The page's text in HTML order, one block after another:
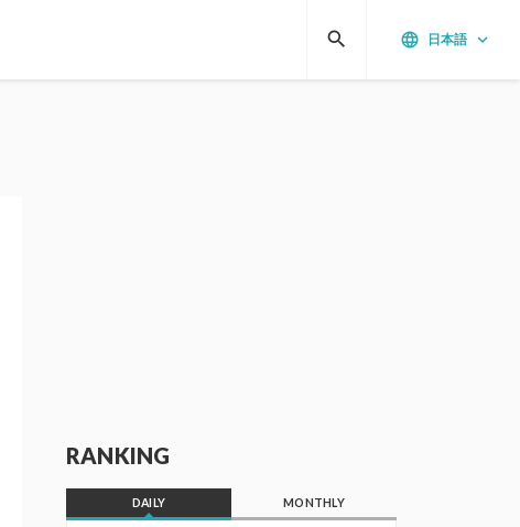
language 日本語 keyboard_arrow_down
search
RANKING
DAILY MONTHLY